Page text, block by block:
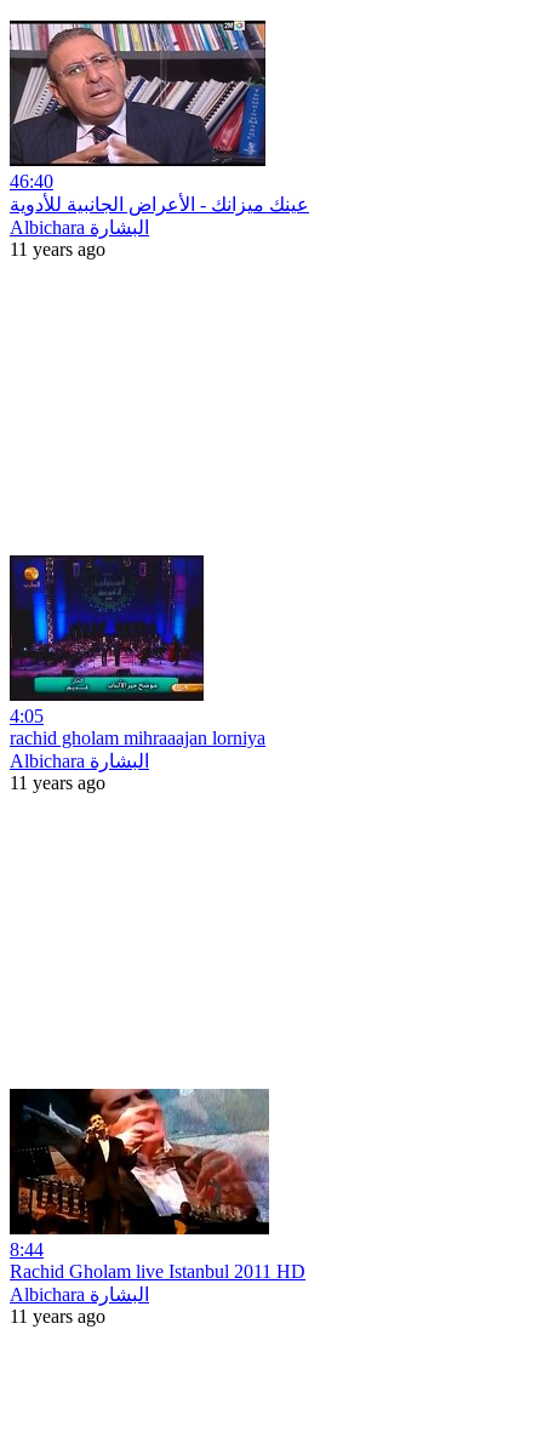
46:40
عينك ميزانك - الأعراض الجانبية للأدوية
Albichara البشارة
11 years ago
4:05
rachid gholam mihraaajan lorniya
Albichara البشارة
11 years ago
8:44
Rachid Gholam live Istanbul 2011 HD
Albichara البشارة
11 years ago